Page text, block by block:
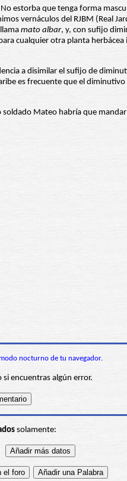
estorba que tenga forma
vernáculos del RJBM (Real
mato albar, y, con sufijo
cualquier otra planta
a disimilar el sufijo de
es frecuente que el
soldado Mateo habría que
nocturno de tu navegador.
si encuentras algún error.
solamente: